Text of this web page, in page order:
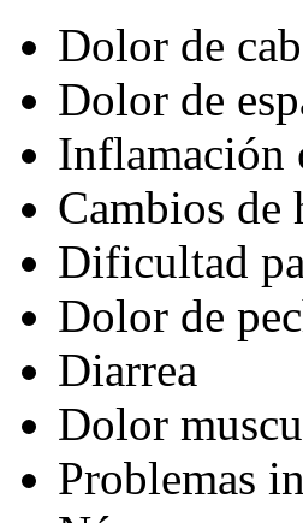
Dolor de
Dolor de
Inflamación
Cambios de
Dificultad
Dolor de
Diarrea
Dolor
Problemas